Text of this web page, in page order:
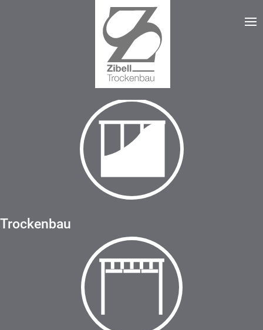
Trockenbau